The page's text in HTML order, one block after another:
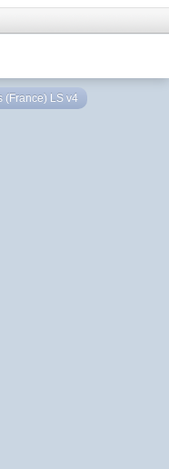
(France) LS v4